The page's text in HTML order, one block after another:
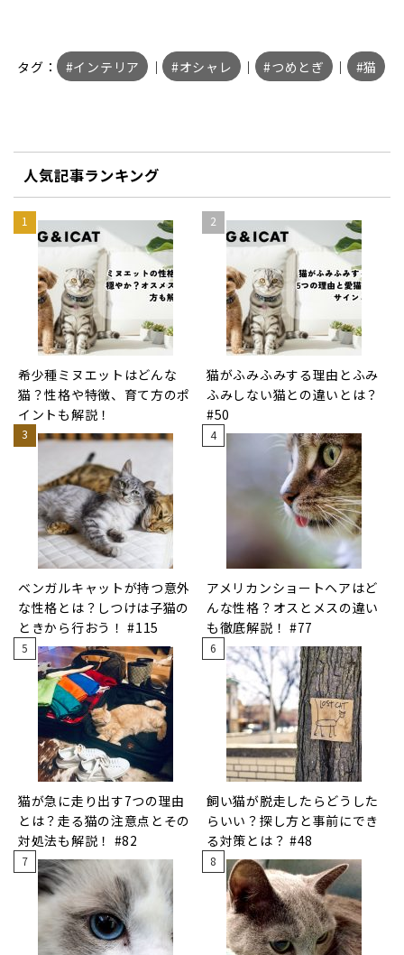
タグ： インテリア ｜ オシャレ ｜ つめとぎ ｜ 猫
人気記事ランキング
希少種ミヌエットはどんな
猫？性格や特徴、育て方のポ
イントも解説！
猫がふみふみする理由とふみ
ふみしない猫との違いとは？
#50
ベンガルキャットが持つ意外
な性格とは？しつけは子猫の
ときから行おう！ #115
アメリカンショートヘアはど
んな性格？オスとメスの違い
も徹底解説！ #77
猫が急に走り出す7つの理由
とは？走る猫の注意点とその
対処法も解説！ #82
飼い猫が脱走したらどうした
らいい？探し方と事前にでき
る対策とは？ #48